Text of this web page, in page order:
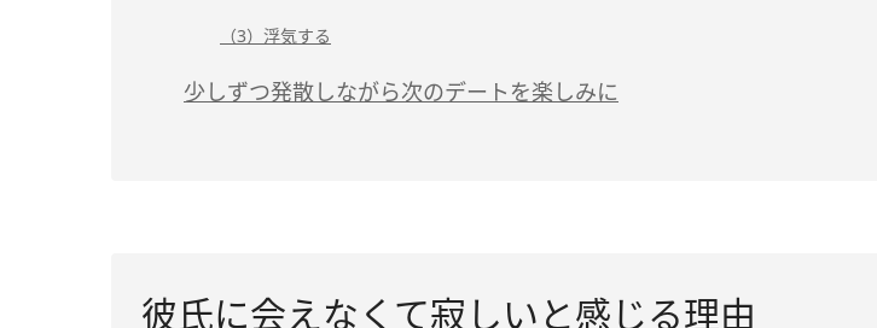
（3）浮気する
少しずつ発散しながら次のデートを楽しみに
彼氏に会えなくて寂しいと感じる理由